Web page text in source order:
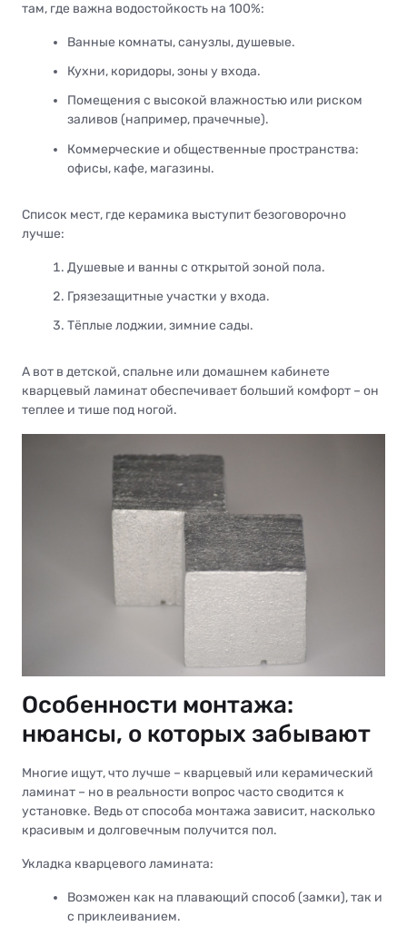
там, где важна водостойкость на 100%:
Ванные комнаты, санузлы, душевые.
Кухни, коридоры, зоны у входа.
Помещения с высокой влажностью или риском
заливов (например, прачечные).
Коммерческие и общественные пространства:
офисы, кафе, магазины.
Список мест, где керамика выступит безоговорочно
лучше:
Душевые и ванны с открытой зоной пола.
Грязезащитные участки у входа.
Тёплые лоджии, зимние сады.
А вот в детской, спальне или домашнем кабинете
кварцевый ламинат обеспечивает больший комфорт – он
теплее и тише под ногой.
Особенности монтажа:
нюансы, о которых забывают
Многие ищут, что лучше – кварцевый или керамический
ламинат – но в реальности вопрос часто сводится к
установке. Ведь от способа монтажа зависит, насколько
красивым и долговечным получится пол.
Укладка кварцевого ламината:
Возможен как на плавающий способ (замки), так и
с приклеиванием.